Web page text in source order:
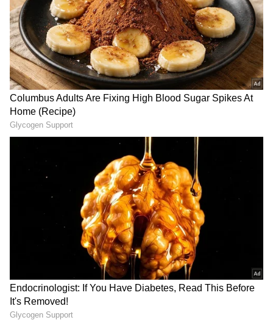
Related Articles
Marakata Shiva Lingam: ఈ ఒక్క శివలింగాన్ని
దర్శిస్తే చాలు.. మీ బాడీలోని రోగాలన్నీ సెట్ ! తెలంగాణ
వైద్యనాథుడు
SIP Investment: రూ.2,000 ఇన్వెస్ట్‌మెంట్‌తో
లఖ్‌పతి అయ్యే ఛాన్స్.. ఈ సింపుల్ ట్రిక్ అస్సలు మిస్